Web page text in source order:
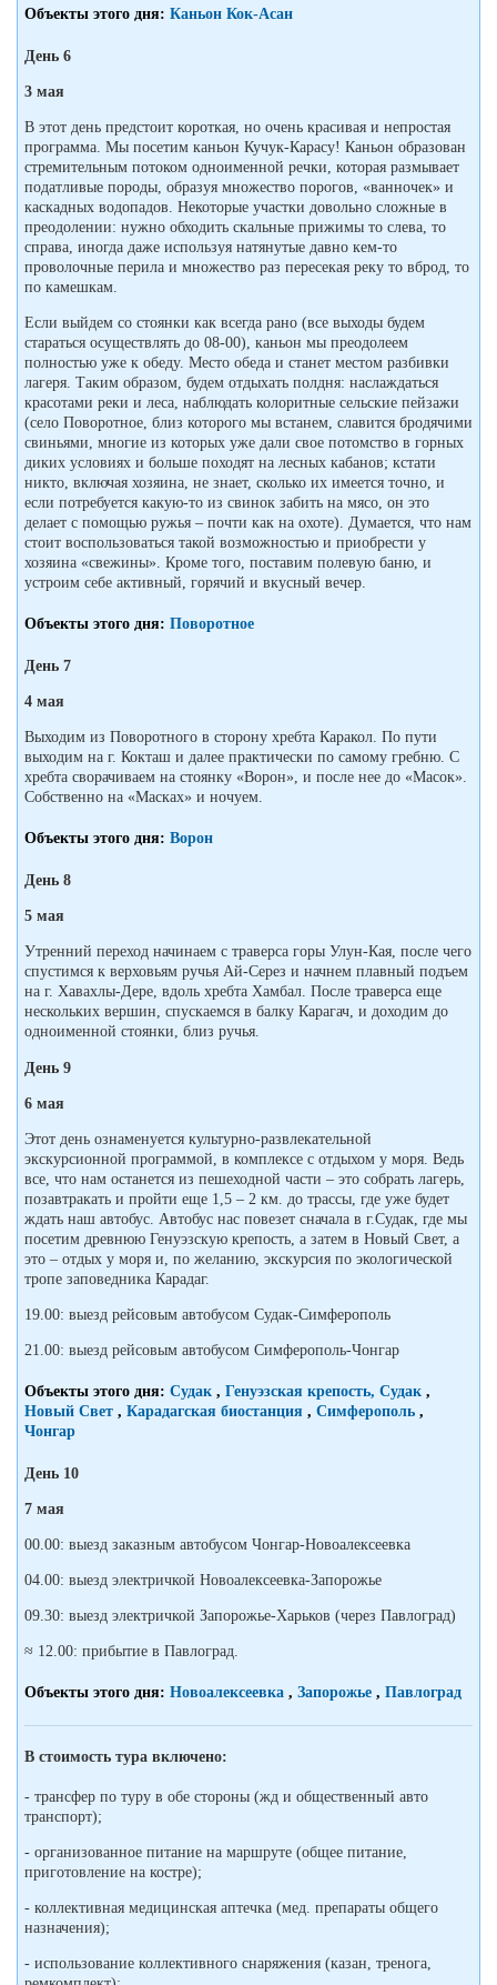
Объекты этого дня: Каньон Кок-Асан
День 6
3 мая
В этот день предстоит короткая, но очень красивая и непростая
программа. Мы посетим каньон Кучук-Карасу! Каньон образован
стремительным потоком одноименной речки, которая размывает
податливые породы, образуя множество порогов, «ванночек» и
каскадных водопадов. Некоторые участки довольно сложные в
преодолении: нужно обходить скальные прижимы то слева, то
справа, иногда даже используя натянутые давно кем-то
проволочные перила и множество раз пересекая реку то вброд, то
по камешкам.
Если выйдем со стоянки как всегда рано (все выходы будем
стараться осуществлять до 08-00), каньон мы преодолеем
полностью уже к обеду. Место обеда и станет местом разбивки
лагеря. Таким образом, будем отдыхать полдня: наслаждаться
красотами реки и леса, наблюдать колоритные сельские пейзажи
(село Поворотное, близ которого мы встанем, славится бродячими
свиньями, многие из которых уже дали свое потомство в горных
диких условиях и больше походят на лесных кабанов; кстати
никто, включая хозяина, не знает, сколько их имеется точно, и
если потребуется какую-то из свинок забить на мясо, он это
делает с помощью ружья – почти как на охоте). Думается, что нам
стоит воспользоваться такой возможностью и приобрести у
хозяина «свежины». Кроме того, поставим полевую баню, и
устроим себе активный, горячий и вкусный вечер.
Объекты этого дня: Поворотное
День 7
4 мая
Выходим из Поворотного в сторону хребта Каракол. По пути
выходим на г. Кокташ и далее практически по самому гребню. С
хребта сворачиваем на стоянку «Ворон», и после нее до «Масок».
Собственно на «Масках» и ночуем.
Объекты этого дня: Ворон
День 8
5 мая
Утренний переход начинаем с траверса горы Улун-Кая, после чего
спустимся к верховьям ручья Ай-Серез и начнем плавный подъем
на г. Хавахлы-Дере, вдоль хребта Хамбал. После траверса еще
нескольких вершин, спускаемся в балку Карагач, и доходим до
одноименной стоянки, близ ручья.
День 9
6 мая
Этот день ознаменуется культурно-развлекательной
экскурсионной программой, в комплексе с отдыхом у моря. Ведь
все, что нам останется из пешеходной части – это собрать лагерь,
позавтракать и пройти еще 1,5 – 2 км. до трассы, где уже будет
ждать наш автобус. Автобус нас повезет сначала в г.Судак, где мы
посетим древнюю Генуэзскую крепость, а затем в Новый Свет, а
это – отдых у моря и, по желанию, экскурсия по экологической
тропе заповедника Карадаг.
19.00: выезд рейсовым автобусом Судак-Симферополь
21.00: выезд рейсовым автобусом Симферополь-Чонгар
Объекты этого дня: Судак , Генуэзская крепость, Судак ,
Новый Свет , Карадагская биостанция , Симферополь ,
Чонгар
День 10
7 мая
00.00: выезд заказным автобусом Чонгар-Новоалексеевка
04.00: выезд электричкой Новоалексеевка-Запорожье
09.30: выезд электричкой Запорожье-Харьков (через Павлоград)
≈ 12.00: прибытие в Павлоград.
Объекты этого дня: Новоалексеевка , Запорожье , Павлоград
В стоимость тура включено:
- трансфер по туру в обе стороны (жд и общественный авто
транспорт);
- организованное питание на маршруте (общее питание,
приготовление на костре);
- коллективная медицинская аптечка (мед. препараты общего
назначения);
- использование коллективного снаряжения (казан, тренога,